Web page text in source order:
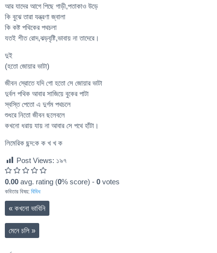
আর যাদের আগে পিছে গাড়ী,পতাকাও উড়ে
কি বুঝে তারা যন্ত্রণা জ্বালা
কি কষ্ট পথিকের পথচলা
যতই শীত রোদ,ঝড়বৃষ্টি,ভাবায় না তাদেরে।
দুই
(হতো জোয়ার ভাটা)
জীবন স্রোতে যদি গো হতো সে জোয়ার ভাটা
দুর্বল পথিক আবার সাজিয়ে বুকের পাটা
স্বস্তি পেতো এ দুর্গম পথচলে
শুধরে নিতো জীবন ছলেবলে
কখনো ধরায় যায় না আবার সে পথে হাঁটা।
লিমেরিক ছন্দ:ক ক খ খ ক
Post Views: ১৯৭
0.00 avg. rating (0% score) - 0 votes
কবিতার বিষয়: বিবিধ
« কখনো ভাবিনি
মেনে চলি »